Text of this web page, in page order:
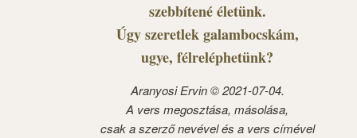
szebbítené életünk.
Úgy szeretlek galambocskám,
ugye, félreléphetünk?
Aranyosi Ervin © 2021-07-04.
A vers megosztása, másolása,
csak a szerző nevével és a vers címével